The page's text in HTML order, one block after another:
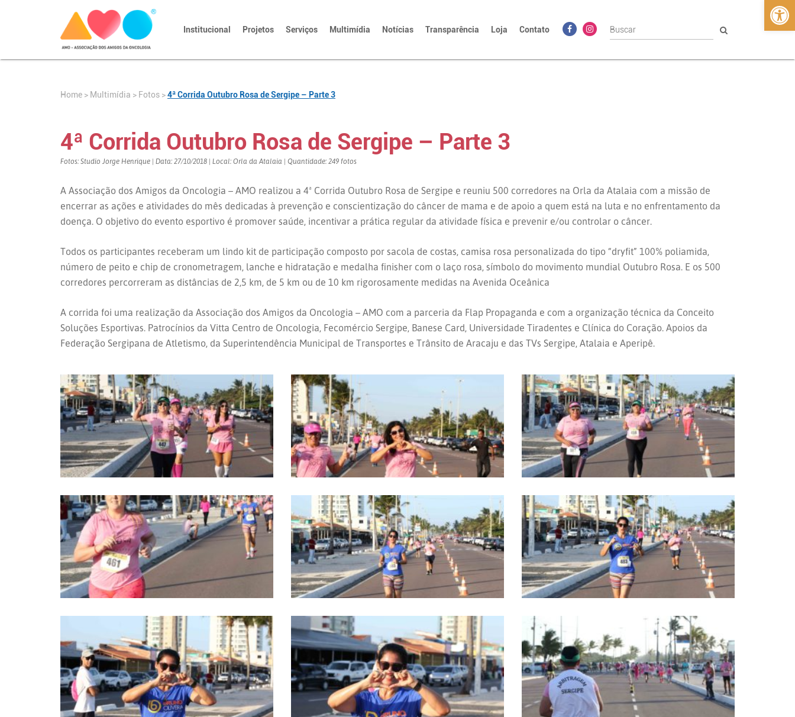
Institucional Projetos Serviços Multimídia Notícias Transparência Loja Contato
Home > Multimídia > Fotos >4ª Corrida Outubro Rosa de Sergipe – Parte 3
4ª Corrida Outubro Rosa de Sergipe – Parte 3
Fotos: Studio Jorge Henrique | Data: 27/10/2018 | Local: Orla da Atalaia | Quantidade: 249 fotos
A Associação dos Amigos da Oncologia – AMO realizou a 4ª Corrida Outubro Rosa de Sergipe e reuniu 500 corredores na Orla da Atalaia com a missão de
encerrar as ações e atividades do mês dedicadas à prevenção e conscientização do câncer de mama e de apoio a quem está na luta e no enfrentamento da
doença. O objetivo do evento esportivo é promover saúde, incentivar a prática regular da atividade física e prevenir e/ou controlar o câncer.
Todos os participantes receberam um lindo kit de participação composto por sacola de costas, camisa rosa personalizada do tipo “dryfit” 100% poliamida,
número de peito e chip de cronometragem, lanche e hidratação e medalha finisher com o laço rosa, símbolo do movimento mundial Outubro Rosa. E os 500
corredores percorreram as distâncias de 2,5 km, de 5 km ou de 10 km rigorosamente medidas na Avenida Oceânica
A corrida foi uma realização da Associação dos Amigos da Oncologia – AMO com a parceria da Flap Propaganda e com a organização técnica da Conceito
Soluções Esportivas. Patrocínios da Vitta Centro de Oncologia, Fecomércio Sergipe, Banese Card, Universidade Tiradentes e Clínica do Coração. Apoios da
Federação Sergipana de Atletismo, da Superintendência Municipal de Transportes e Trânsito de Aracaju e das TVs Sergipe, Atalaia e Aperipê.